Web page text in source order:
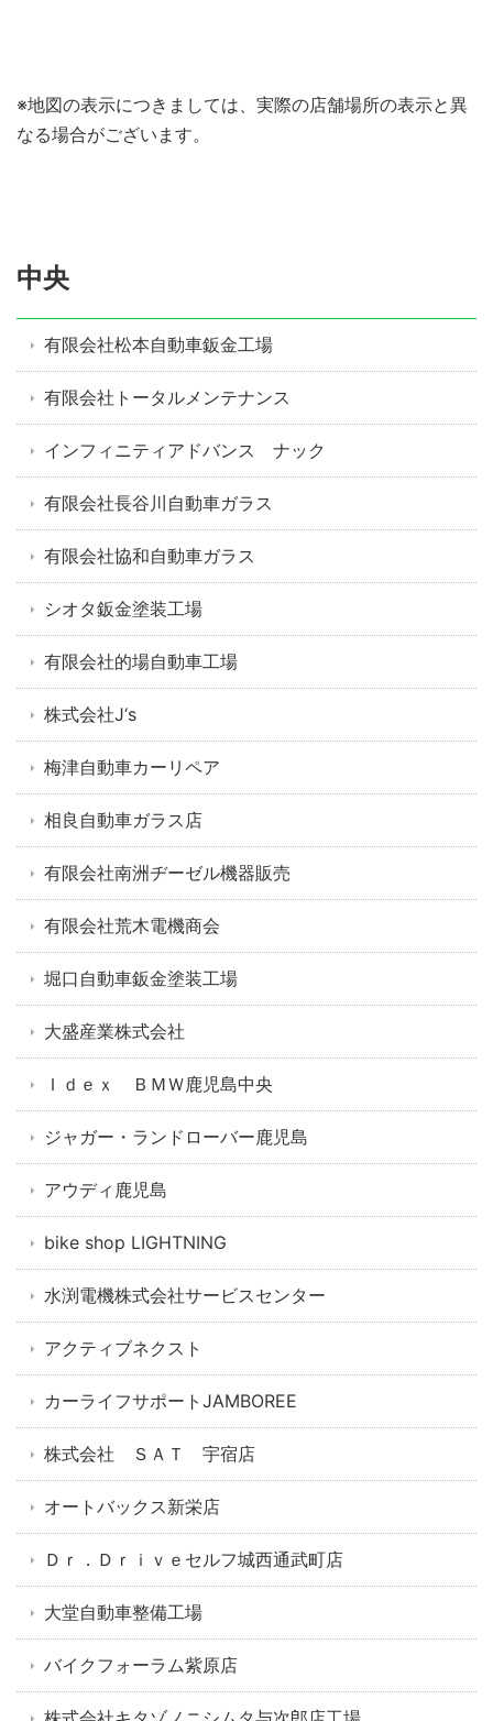
※地図の表示につきましては、実際の店舗場所の表示と異
なる場合がございます。
中央
有限会社松本自動車鈑金工場
有限会社トータルメンテナンス
インフィニティアドバンス ナック
有限会社長谷川自動車ガラス
有限会社協和自動車ガラス
シオタ鈑金塗装工場
有限会社的場自動車工場
株式会社J‘s
梅津自動車カーリペア
相良自動車ガラス店
有限会社南洲ヂーゼル機器販売
有限会社荒木電機商会
堀口自動車鈑金塗装工場
大盛産業株式会社
Ｉｄｅｘ ＢＭＷ鹿児島中央
ジャガー・ランドローバー鹿児島
アウディ鹿児島
bike shop LIGHTNING
水渕電機株式会社サービスセンター
アクティブネクスト
カーライフサポートJAMBOREE
株式会社 ＳＡＴ 宇宿店
オートバックス新栄店
Ｄｒ．Ｄｒｉｖｅセルフ城西通武町店
大堂自動車整備工場
バイクフォーラム紫原店